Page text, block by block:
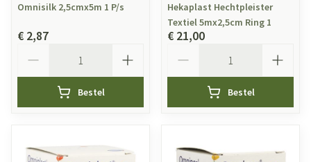
Omnisilk 2,5cmx5m 1 P/s
€ 2,87
Bestel
Hekaplast Hechtpleister
Textiel 5mx2,5cm Ring 1
€ 21,00
Bestel